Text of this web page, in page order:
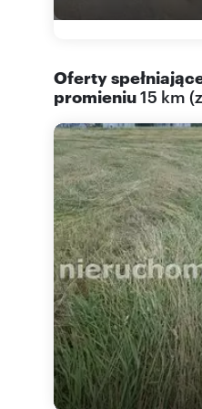
Oferty
promieniu15 km (